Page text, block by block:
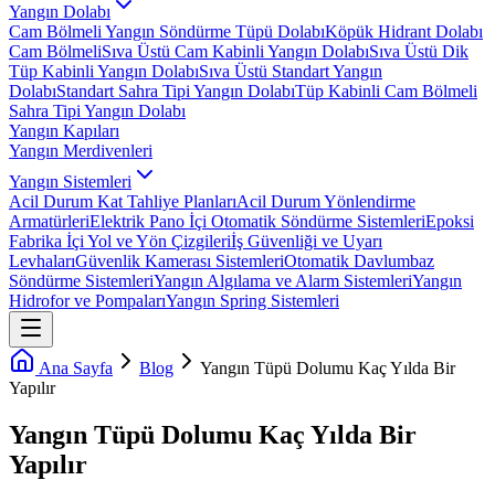
Yangın Dolabı
Cam Bölmeli Yangın Söndürme Tüpü DolabıKöpük Hidrant Dolabı
Cam BölmeliSıva Üstü Cam Kabinli Yangın DolabıSıva Üstü Dik
Tüp Kabinli Yangın DolabıSıva Üstü Standart Yangın
DolabıStandart Sahra Tipi Yangın DolabıTüp Kabinli Cam Bölmeli
Sahra Tipi Yangın Dolabı
Yangın Kapıları
Yangın Merdivenleri
Yangın Sistemleri
Acil Durum Kat Tahliye PlanlarıAcil Durum Yönlendirme
ArmatürleriElektrik Pano İçi Otomatik Söndürme SistemleriEpoksi
Fabrika İçi Yol ve Yön Çizgileriİş Güvenliği ve Uyarı
LevhalarıGüvenlik Kamerası SistemleriOtomatik Davlumbaz
Söndürme SistemleriYangın Algılama ve Alarm SistemleriYangın
Hidrofor ve PompalarıYangın Spring Sistemleri
Ana Sayfa Blog
Yangın Tüpü Dolumu Kaç Yılda Bir
Yapılır
Yangın Tüpü Dolumu Kaç Yılda Bir
Yapılır